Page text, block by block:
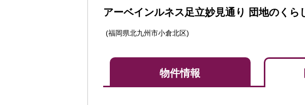
アーベインルネス足立妙見通り 団地のくら
(福岡県北九州市小倉北区)
物件情報